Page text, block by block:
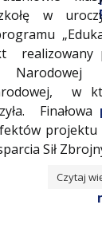
w
realizowany
Narodowej
w
projektu
Sił
Czytaj